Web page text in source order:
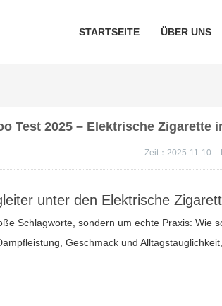
STARTSEITE ÜBER UNS
Test 2025 – Elektrische Zigarette
Zeit：2025-11-10
unter den Elektrische
Schlagworte, sondern um echte Praxis: Wie
Geschmack und